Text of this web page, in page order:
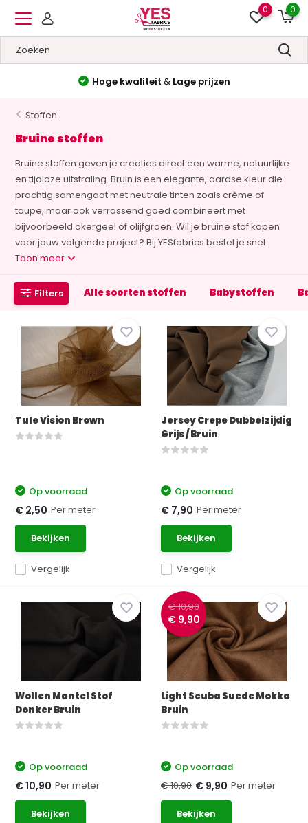
0 0
Hoge kwaliteit & Lage prijzen
Stoffen
Bruine stoffen
Bruine stoffen geven je creaties direct een warme, natuurlijke
en tijdloze uitstraling. Bruin is een elegante, aardse kleur die
prachtig samengaat met neutrale tinten zoals crème of
taupe, maar ook verrassend goed combineert met
bijvoorbeeld okergeel of olijfgroen. Wil je bruine stof kopen
voor jouw volgende project? Bij YESfabrics bestel je snel
Toon meer
Filters Alle soorten stoffen Babystoffen
Tule Vision Brown
Vergelijk
Op voorraad
€ 2,50 Per meter
Bekijken
Jersey Crepe Dubbelzijdig
Grijs / Bruin
Vergelijk
Op voorraad
€ 7,90 Per meter
Bekijken
Wollen Mantel Stof
Donker Bruin
Op voorraad
€ 10,90 Per meter
Bekijken
€ 10,90
€ 9,90
Light Scuba Suede Mokka
Bruin
Op voorraad
€ 10,90 € 9,90 Per meter
Bekijken